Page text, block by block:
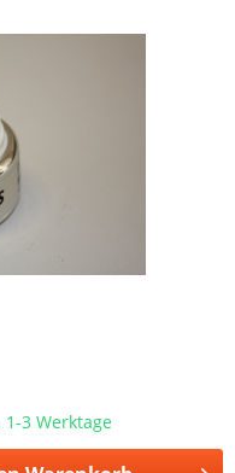
3 Werktage